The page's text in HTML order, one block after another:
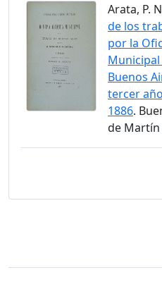
Arata, P.
de los
por la
Buenos
tercer
1886.
de Martín